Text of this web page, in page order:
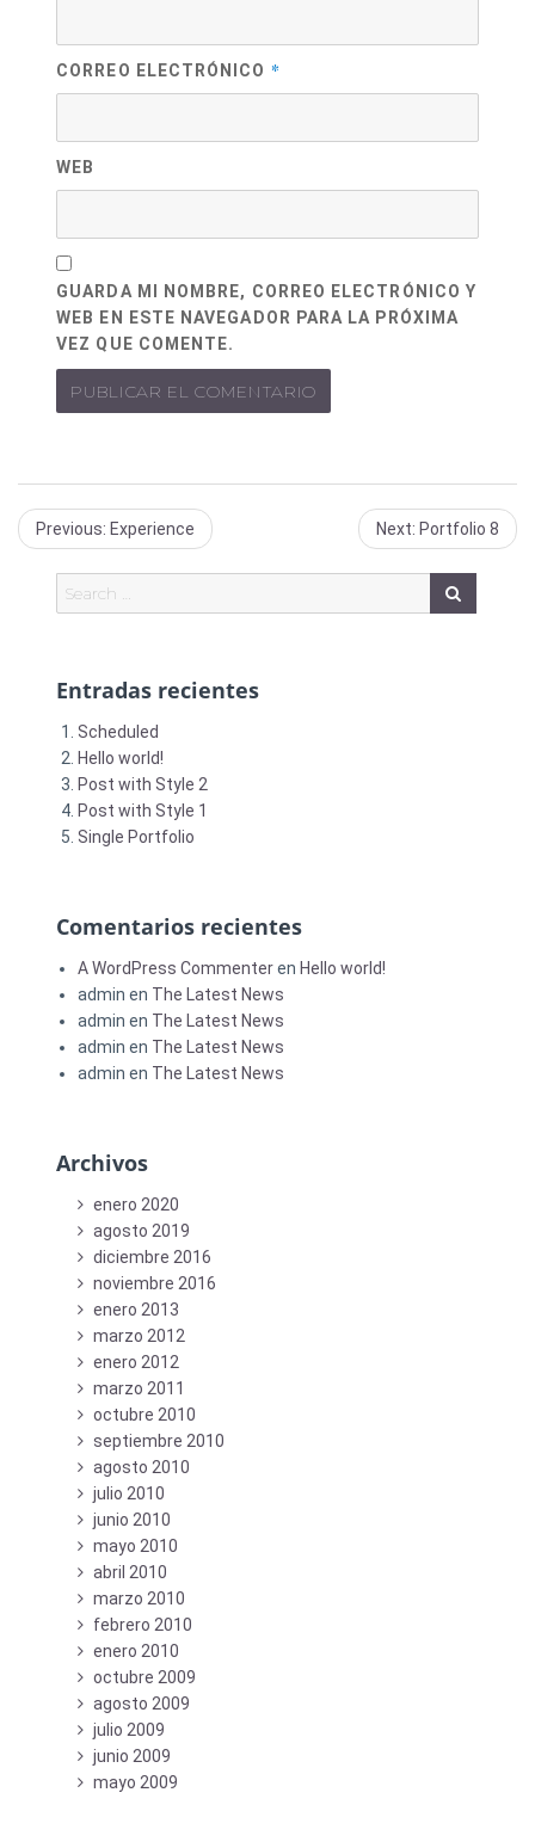
CORREO ELECTRÓNICO *
WEB
GUARDA MI NOMBRE, CORREO ELECTRÓNICO Y
WEB EN ESTE NAVEGADOR PARA LA PRÓXIMA
VEZ QUE COMENTE.
Previous: Previous
post:
Experience Next: Next
post:
Portfolio 8
Entradas recientes
Scheduled
Hello world!
Post with Style 2
Post with Style 1
Single Portfolio
Comentarios recientes
A WordPress Commenteren Hello world!
admin en The Latest News
admin en The Latest News
admin en The Latest News
admin en The Latest News
Archivos
enero 2020
agosto 2019
diciembre 2016
noviembre 2016
enero 2013
marzo 2012
enero 2012
marzo 2011
octubre 2010
septiembre 2010
agosto 2010
julio 2010
junio 2010
mayo 2010
abril 2010
marzo 2010
febrero 2010
enero 2010
octubre 2009
agosto 2009
julio 2009
junio 2009
mayo 2009